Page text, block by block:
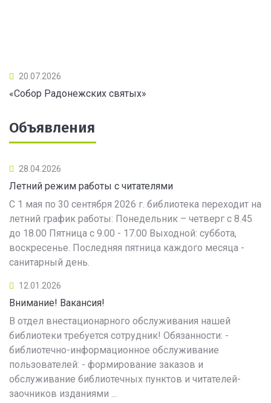
20.07.2026
«Собор Радонежских святых»
Объявления
28.04.2026
Летний режим работы с читателями
С 1 мая по 30 сентября 2026 г. библиотека переходит на
летний график работы: Понедельник – четверг с 8.45
до 18.00 Пятница с 9.00 - 17.00 Выходной: суббота,
воскресенье. Последняя пятница каждого месяца -
санитарный день.
12.01.2026
Внимание! Вакансия!
В отдел внестационарного обслуживания нашей
библиотеки требуется сотрудник! Обязанности: -
библиотечно-информационное обслуживание
пользователей: - формирование заказов и
обслуживание библиотечных пунктов и читателей-
заочников изданиями ...